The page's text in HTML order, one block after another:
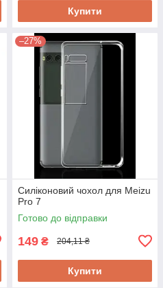
Купити
–27%
Силіконовий чохол для Meizu
Pro 7
Готово до відправки
149 ₴ 204,11 ₴
Купити